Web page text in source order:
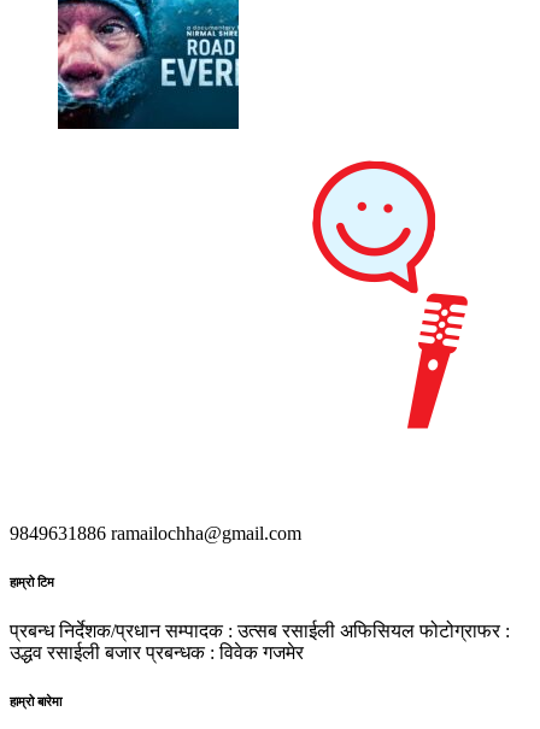
9849631886 ramailochha@gmail.com
हाम्रो टिम
प्रबन्ध निर्देशक/प्रधान सम्पादक : उत्सब रसाईली अफिसियल फोटोग्राफर :
उद्धव रसाईली बजार प्रबन्धक : विवेक गजमेर
हाम्रो बारेमा